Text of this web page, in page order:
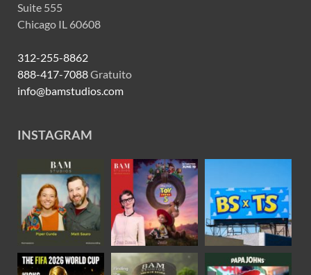
Suite 555
Chicago IL 60608
312-255-8862
888-417-7088Gratuito
info@bamstudios.com
INSTAGRAM